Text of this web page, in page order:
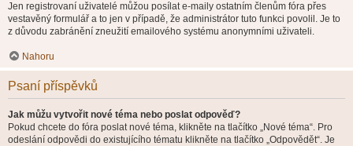
Jen registrovaní uživatelé můžou posílat e-maily ostatním členům fóra přes
vestavěný formulář a to jen v případě, že administrátor tuto funkci povolil. Je to
z důvodu zabránění zneužití emailového systému anonymními uživateli.
Nahoru
Psaní příspěvků
Jak můžu vytvořit nové téma nebo poslat odpověď?
Pokud chcete do fóra poslat nové téma, klikněte na tlačítko „Nové téma“. Pro
odeslání odpovědi do existujícího tématu klikněte na tlačítko „Odpovědět“. Je